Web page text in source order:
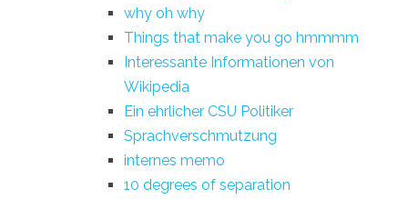
why oh why
Things that make you go hmmmm
Interessante Informationen von
Wikipedia
Ein ehrlicher CSU Politiker
Sprachverschmutzung
internes memo
10 degrees of separation